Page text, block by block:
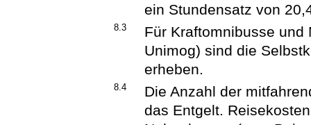
ein Stundensatz von
8.3
Für Kraftomnibusse und
Unimog) sind die
erheben.
8.4
Die Anzahl der
das Entgelt.